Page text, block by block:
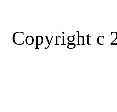
Copyright c